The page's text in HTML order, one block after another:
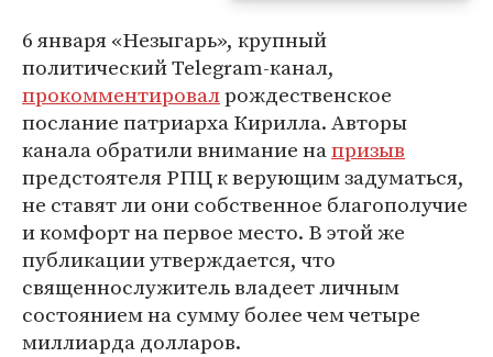
6 января «Незыгарь», крупный
политический Telegram-канал,
прокомментировалрождественское
послание патриарха Кирилла. Авторы
канала обратили внимание напризыв
предстоятеля РПЦ к верующим задуматься,
не ставят ли они собственное благополучие
и комфорт на первое место. В этой же
публикации утверждается, что
священнослужитель владеет личным
состоянием на сумму более чем четыре
миллиарда долларов.